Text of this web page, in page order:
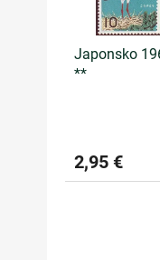
k
t
Japonsko
**
2,95 €